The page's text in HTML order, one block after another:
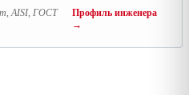
AISI, ГОСТ
Профиль инженера
→